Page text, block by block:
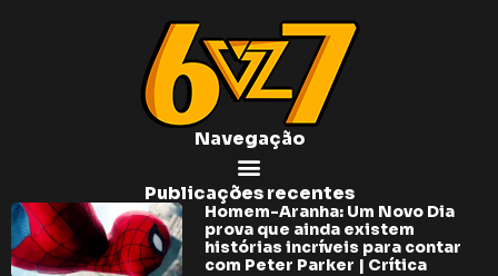
Navegação
Publicações recentes
Homem-Aranha: Um Novo Dia
prova que ainda existem
histórias incríveis para contar
com Peter Parker | Crítica